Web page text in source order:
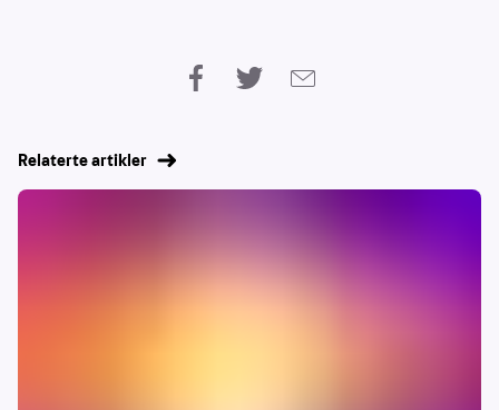
Relaterte artikler